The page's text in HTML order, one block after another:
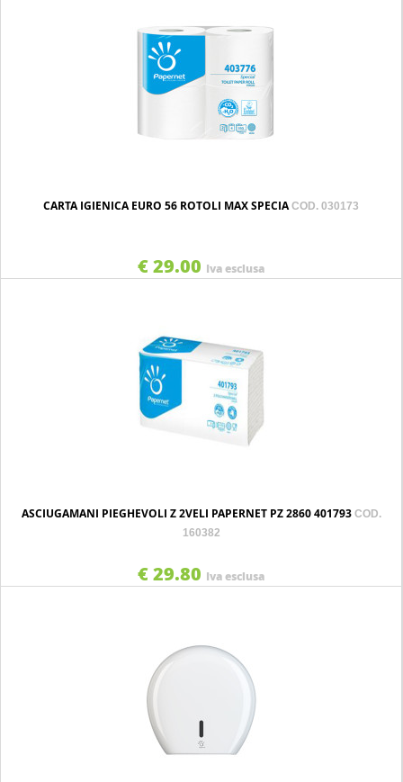
CARTA IGIENICA EURO 56 ROTOLI MAX SPECIACOD. 030173
€ 29.00 Iva esclusa
ASCIUGAMANI PIEGHEVOLI Z 2VELI PAPERNET PZ 2860 401793 COD.
160382
€ 29.80 Iva esclusa